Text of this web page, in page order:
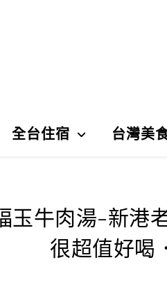
全台住宿 台灣美
玉牛肉湯-新港
很超值好喝